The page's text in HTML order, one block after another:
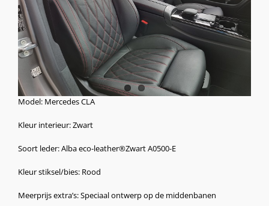
Model: Mercedes CLA
Kleur interieur: Zwart
Soort leder: Alba eco-leather®Zwart A0500-E
Kleur stiksel/bies: Rood
Meerprijs extra’s: Speciaal ontwerp op de middenbanen